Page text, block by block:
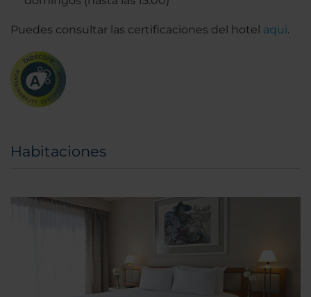
Puedes consultar las certificaciones del hotel aqui.
Habitaciones